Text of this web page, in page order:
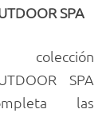
SPA
colección
SPA
las